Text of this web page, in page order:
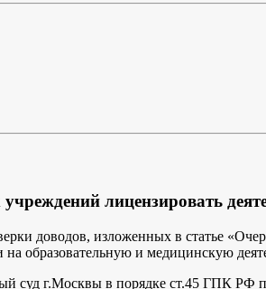
лицензировать
доводов, изложенных в статье
образовательную и медицинскую
суд г.Москвы в порядке ст.45 ГПК РФ